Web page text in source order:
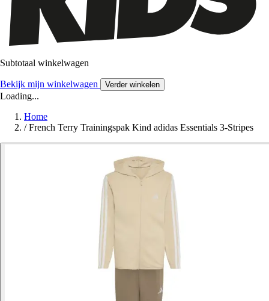
Subtotaal winkelwagen
Bekijk mijn winkelwagen Verder winkelen
Loading...
Home
/ French Terry Trainingspak Kind adidas Essentials 3-Stripes